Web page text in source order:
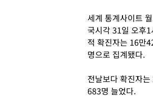
세계 통계사이트
국시각 31일 오후
적 확진자는 16만
명으로 집계됐다.
전날보다 확진자
683명 늘었다.